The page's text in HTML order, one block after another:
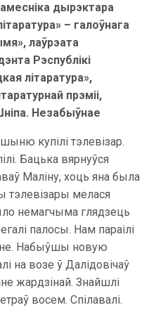
дырэктара
– галоўнага
лаўрэата
Рэспублікі
літаратура»,
прэміі,
Незабыўнае
купілі тэлевізар.
Бацька вярнуўся
Маліну, хоць яна была
тэлевізары мелася
немагчыма глядзець
палосы. Нам параілі
Набыўшы новую
на возе ў Далідовічаў
жардзінай. Знайшлі
восем. Спілавалі.